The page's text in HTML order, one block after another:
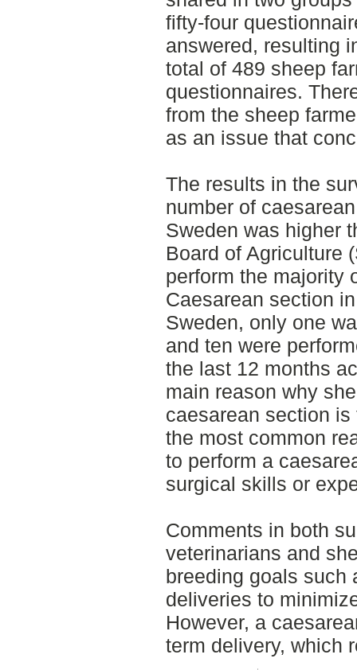
fifty-four
answered, resulting
total of 489 sheep
questionnaires.
from the sheep
as an issue that
The results in the
number of
Sweden was higher
Board of Agriculture
perform the majority
Caesarean section
Sweden, only one
and ten were
the last 12 months
main reason why
caesarean section
the most common
to perform a
surgical skills or
Comments in both
veterinarians and
breeding goals such
deliveries to
However, a
term delivery, which